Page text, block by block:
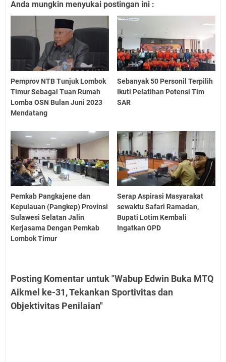
Anda mungkin menyukai postingan ini :
Pemprov NTB Tunjuk Lombok
Timur Sebagai Tuan Rumah
Lomba OSN Bulan Juni 2023
Mendatang
Sebanyak 50 Personil Terpilih
Ikuti Pelatihan Potensi Tim
SAR
Pemkab Pangkajene dan
Kepulauan (Pangkep) Provinsi
Sulawesi Selatan Jalin
Kerjasama Dengan Pemkab
Lombok Timur
Serap Aspirasi Masyarakat
sewaktu Safari Ramadan,
Bupati Lotim Kembali
Ingatkan OPD
Posting Komentar untuk "Wabup Edwin Buka MTQ
Aikmel ke-31, Tekankan Sportivitas dan
Objektivitas Penilaian"